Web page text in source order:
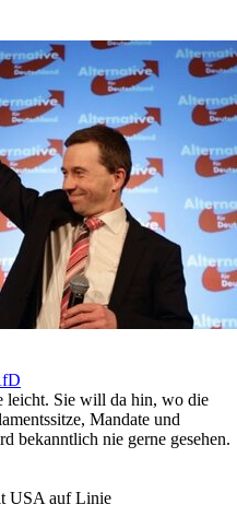
leicht. Sie will da hin, wo die
Mandate und
bekanntlich nie gerne gesehen.
USA auf Linie